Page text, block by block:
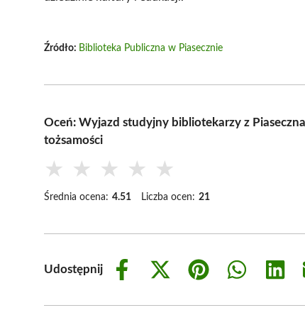
Źródło: Biblioteka Publiczna w Piasecznie
Oceń: Wyjazd studyjny bibliotekarzy z
tożsamości
★ ★ ★ ★ ★
Średnia ocena: 4.51 Liczba ocen: 21
Udostępnij
Share
Share
(Twitter)
Share
Share
Share